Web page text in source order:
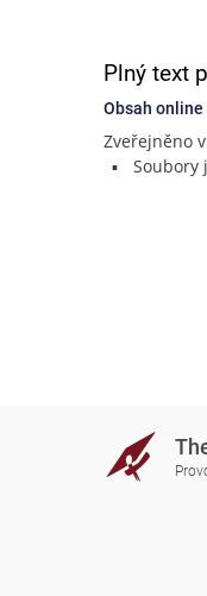
Plný text
Obsah
Zveřejněno
Soubory